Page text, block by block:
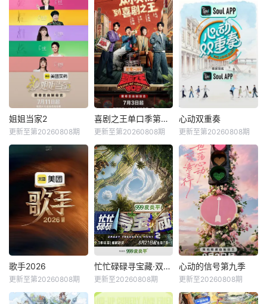
姐姐当家2
更新至第20260808期
喜剧之王单口季第三季
更新至第20260808期
心动双重奏
更新至第20260808期
歌手2026
更新至第20260808期
忙忙碌碌寻宝藏·双人成行季
更新至20260808期
心动的信号第九季
更新至20260808期